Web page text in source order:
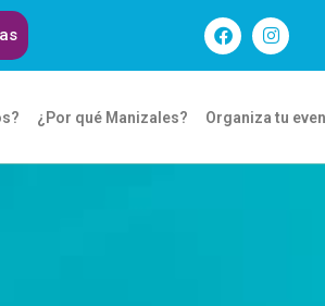
¿Por qué Manizales? Organiza tu